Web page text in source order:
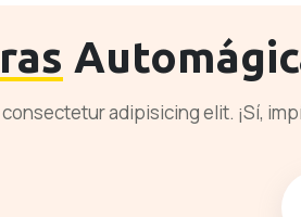
adipisicing elit. ¡Sí,